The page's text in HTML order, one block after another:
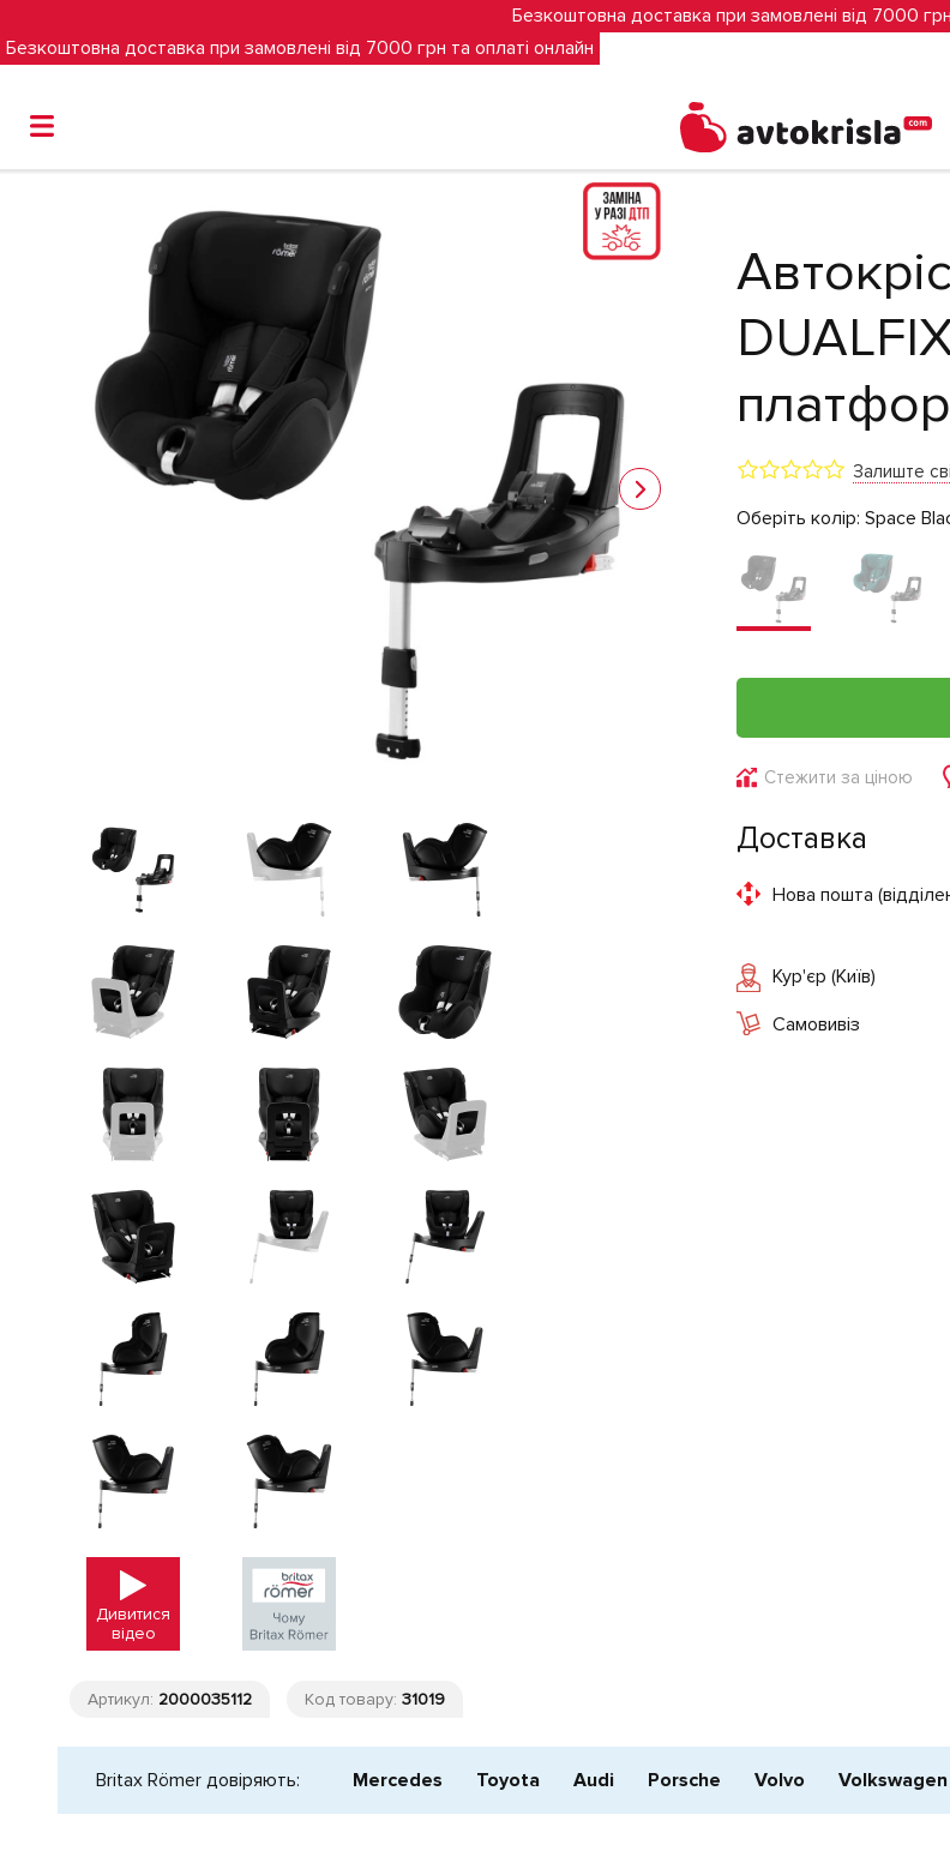
Безкоштовна доставка при замовлені від 7000
Безкоштовна доставка при замовлені від 7000 грн та оплаті онлайн
Автокрісло Britax Römer DUALFIX iSENSE (Space Black) з платформою
Дивитися
відео
Артикул: 2000035112 Код товару: 31019
Залиште
Оберіть колір: Space
Стежити за ціною
Доставка
Нова пошта
Кур'єр (Київ)
Самовивіз
Britax Römer довіряють: Mercedes Toyota Audi Porsche Volvo Volkswagen